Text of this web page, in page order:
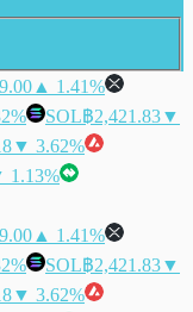
▲ 1.41%
SOL฿2,421.83▼
▼ 3.62%
1.13%
▲ 1.41%
SOL฿2,421.83▼
▼ 3.62%